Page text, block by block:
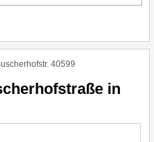
40599
in